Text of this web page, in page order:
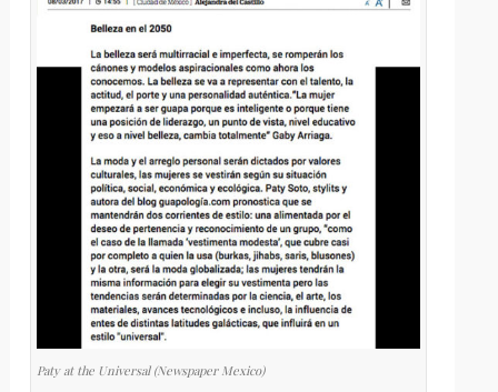
Paty at the Universal (Newspaper Mexico)